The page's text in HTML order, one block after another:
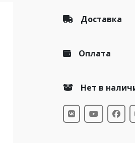
Доставка
Оплата
Нет в